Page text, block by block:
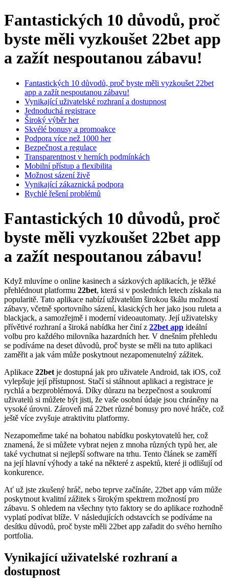
Fantastických 10 důvodů, proč
byste měli vyzkoušet 22bet app
a zažít nespoutanou zábavu!
Fantastických 10 důvodů, proč byste měli vyzkoušet 22bet
app a zažít nespoutanou zábavu!
Vynikající uživatelské rozhraní a dostupnost
Jednoduchá registrace
Široký výběr her
Skvélé bonusy a promoakce
Podpora více než 1000 her
Bezpečnost a regulace
Transparentnost v herních podmínkách
Mobilní přístup a flexibilita
Možnost sázení živě
Vynikající zákaznická podpora
Rychlé řešení problémů
Fantastických 10 důvodů, proč
byste měli vyzkoušet 22bet app
a zažít nespoutanou zábavu!
Když mluvíme o online kasinech a sázkových aplikacích, je těžké
přehlédnout platformu 22bet, která si v posledních letech získala na
popularitě. Tato aplikace nabízí uživatelům širokou škálu možností
zábavy, včetně sportovního sázení, klasických her jako jsou ruleta a
blackjack, a samozřejmě i moderní videoautomaty. Její uživatelsky
přívětivé rozhraní a široká nabídka her činí z 22bet app ideální
volbu pro každého milovníka hazardních her. V dnešním přehledu
se podíváme na deset důvodů, proč byste se měli na tuto aplikaci
zaměřit a jak vám může poskytnout nezapomenutelný zážitek.
Aplikace 22betje dostupná jak pro uživatele Android, tak iOS, což
vylepšuje její přístupnost. Stačí si stáhnout aplikaci a registrace je
rychlá a bezproblémová. Díky důrazu na bezpečnost a soukromí
uživatelů si můžete být jisti, že vaše osobní údaje jsou chráněny na
vysoké úrovni. Zároveň má 22bet různé bonusy pro nové hráče, což
ještě více zvyšuje atraktivitu platformy.
Nezapomeňme také na bohatou nabídku poskytovatelů her, což
znamená, že si můžete vybrat nejen z mnoha různých typů her, ale
také vychutnat si nejlepší software na trhu. Tento článek se zaměří
na její hlavní výhody a také na některé z aspektů, které ji odlišují od
konkurence.
Ať už jste zkušený hráč, nebo teprve začínáte, 22bet app vám může
poskytnout kvalitní zážitek s širokým spektrem možností pro
zábavu. S ohledem na všechny tyto faktory se do aplikace rozhodně
vyplatí podívat blíže. V následujících odstavcích se podíváme na
desítku důvodů, proč byste měli 22bet app zařadit do svého herního
portfolia.
Vynikající uživatelské rozhraní a
dostupnost